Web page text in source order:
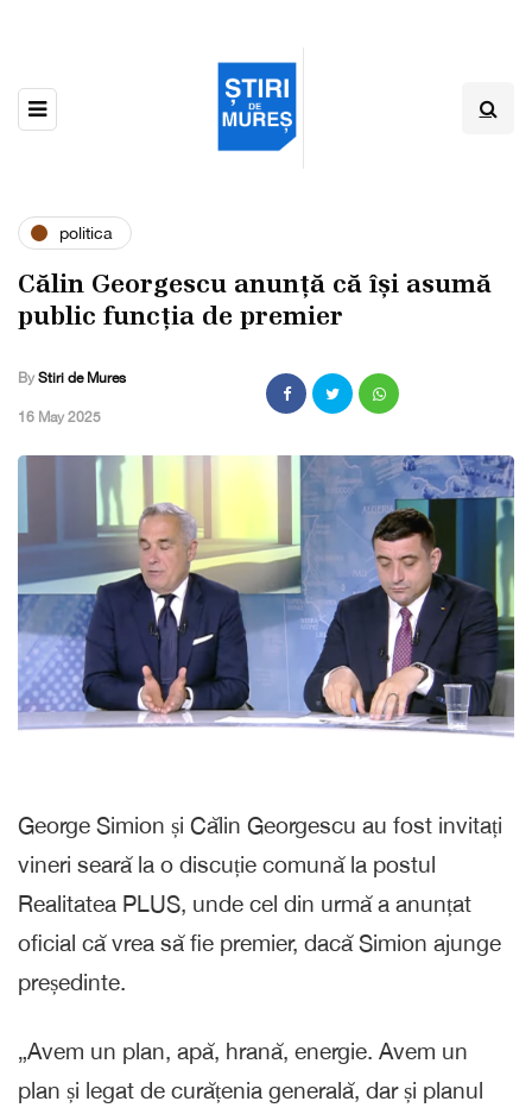
politica
Călin Georgescu anunță că își asumă
public funcția de premier
By Stiri de Mures
,16 May 2025
George Simion și Călin Georgescu au fost invitați
vineri seară la o discuție comună la postul
Realitatea PLUS, unde cel din urmă a anunțat
oficial că vrea să fie premier, dacă Simion ajunge
președinte.
„Avem un plan, apă, hrană, energie. Avem un
plan și legat de curățenia generală, dar și planul